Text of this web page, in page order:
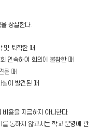
상실한다.
및 퇴학한 때
연속하여 회의에 불참한 때
된 때
이 발견된 때
용을 지급하지 아니한다.
통하지 않고서는 학교 운영에 관